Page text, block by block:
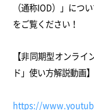
（通称IOD）」につ
をご覧ください！
【非同期型オンラ
ド」使い方解説動画】
https://